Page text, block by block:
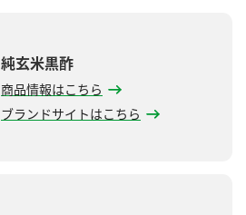
純玄米黒酢
商品情報はこちら
ブランドサイトはこちら